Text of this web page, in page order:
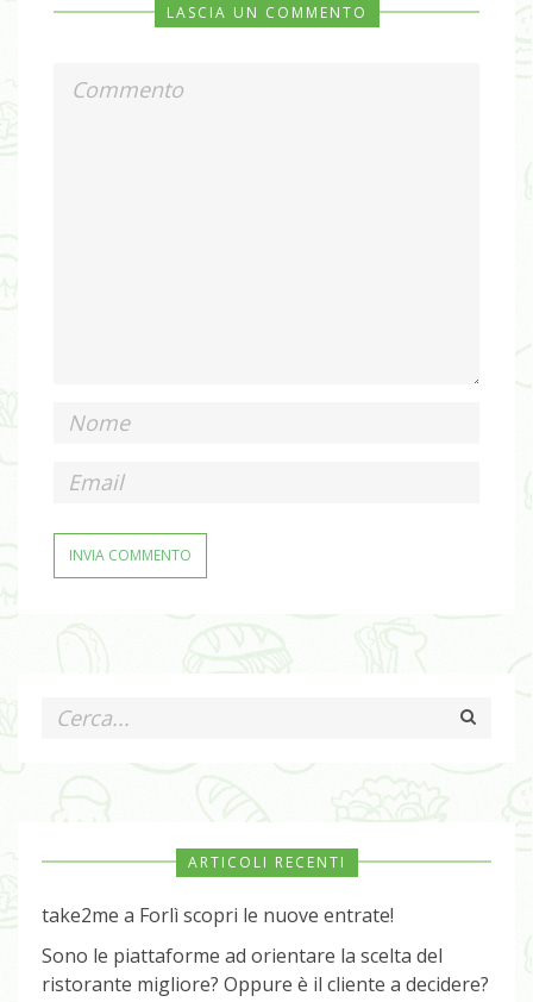
LASCIA UN COMMENTO
ARTICOLI RECENTI
take2me a Forlì scopri le nuove entrate!
Sono le piattaforme ad orientare la scelta del
ristorante migliore? Oppure è il cliente a decidere?